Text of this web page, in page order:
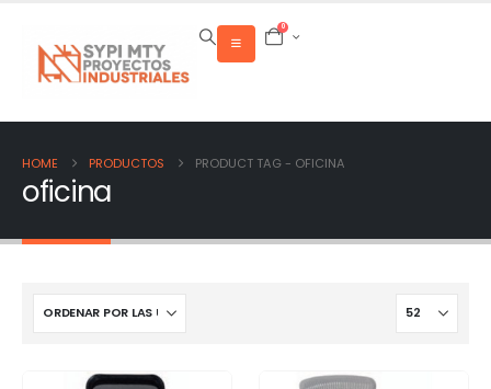
0
HOME PRODUCTOS PRODUCT TAG - OFICINA
oficina